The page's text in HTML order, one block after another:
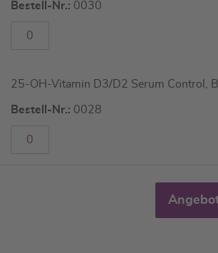
Bestell-Nr.: 0030
25-OH-Vitamin D3/D2 Serum Control,
Bestell-Nr.: 0028